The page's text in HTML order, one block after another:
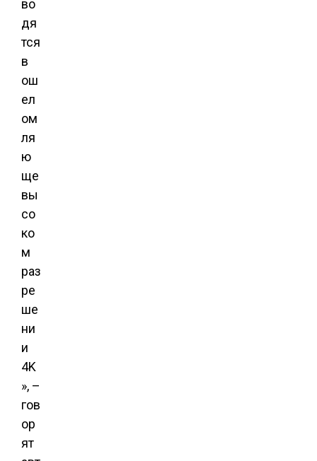
во
дя
тся
в
ош
ел
ом
ля
ю
ще
вы
со
ко
м
раз
ре
ше
ни
и
4K
», –
гов
ор
ят